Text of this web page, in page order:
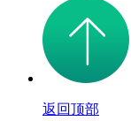
返回顶部